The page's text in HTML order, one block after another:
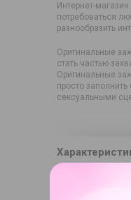
Интернет-
потребоваться
разнообразить
Оригинальные
стать частью
Оригинальные
просто
сексуальными